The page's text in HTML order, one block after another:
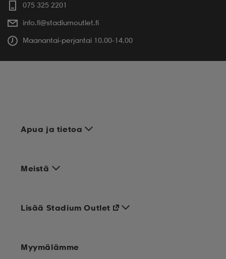
075 325 2201
info.fi@stadiumoutlet.fi
Maanantai-perjantai 10.00-14.00
Apua ja tietoa
Meistä
Lisää Stadium Outlet
Myymälämme